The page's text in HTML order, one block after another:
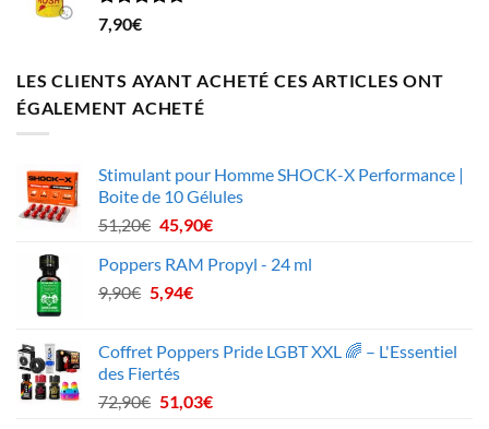
Note4.67
sur 5
7,90€
LES CLIENTS AYANT ACHETÉ CES ARTICLES ONT
ÉGALEMENT ACHETÉ
Stimulant pour Homme SHOCK-X Performance |
Boite de 10 Gélules
51,20€ Le
initial
était :
45,90€Le
actuel
Poppers RAM Propyl - 24 ml
9,90€ Le
était :
9,90€.
5,94€Le
est :
Coffret Poppers Pride LGBT XXL 🌈 – L'Essentiel
des Fiertés
72,90€ Le
51,03€Le